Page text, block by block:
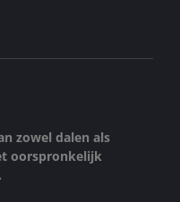
zowel dalen als
oorspronkelijk